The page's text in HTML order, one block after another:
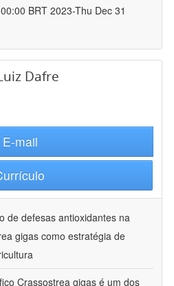
BRT 2023-Thu Dec 31
Dafre
E-mail
de defesas antioxidantes na
gigas como estratégia de
Crassostrea gigas é um dos